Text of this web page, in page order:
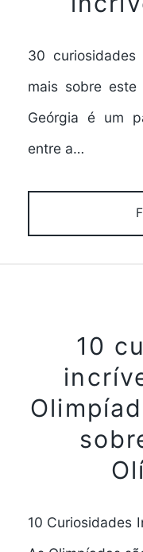
30
mais sobre
Geórgia é um
entre a…
10
10 Curiosidades